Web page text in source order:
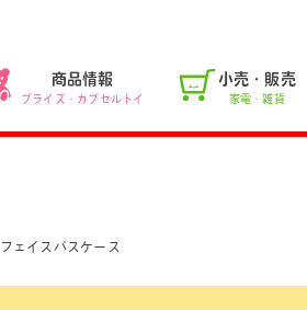
商品情報
プライズ・カプセルトイ
小売・販売
家電・雑貨
フェイスパスケース